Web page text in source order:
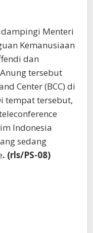
Menteri
Kemanusiaan
dan
tersebut
Center (BCC) di
tempat tersebut,
Indonesia
sedang
. (rls/PS-08)